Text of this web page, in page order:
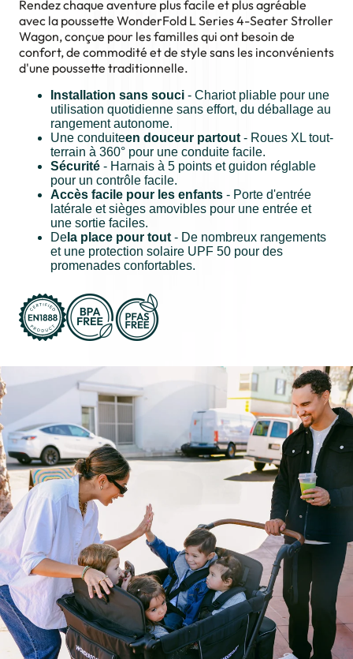
Rendez chaque aventure plus facile et plus agréable
avec la poussette WonderFold L Series 4-Seater Stroller
Wagon, conçue pour les familles qui ont besoin de
confort, de commodité et de style sans les inconvénients
d'une poussette traditionnelle.
Installation sans souci - Chariot pliable pour une
utilisation quotidienne sans effort, du déballage au
rangement autonome.
Une conduiteen douceur partout - Roues XL tout-
terrain à 360° pour une conduite facile.
Sécurité - Harnais à 5 points et guidon réglable
pour un contrôle facile.
Accès facile pour les enfants - Porte d'entrée
latérale et sièges amovibles pour une entrée et
une sortie faciles.
De la place pour tout - De nombreux rangements
et une protection solaire UPF 50 pour des
promenades confortables.